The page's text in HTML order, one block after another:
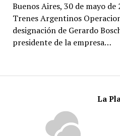
La
Buenos Aires, 30 de mayo
Trenes Argentinos
designación de Gerardo
presidente de la empresa…